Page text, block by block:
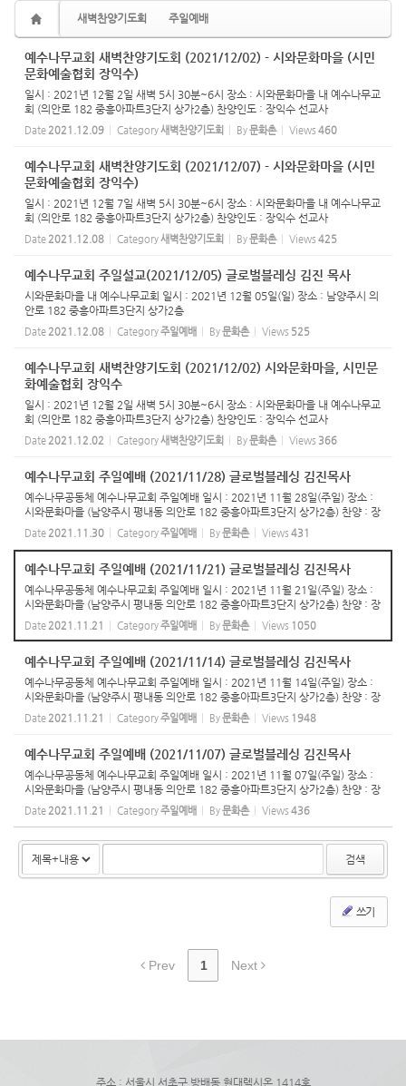
새벽찬양기도회 주일예배
예수나무교회 새벽찬양기도회 (2021/12/02) - 시와문화마을 (시민
문화예술협회 장익수)
일시 : 2021년 12월 2일 새벽 5시 30분~6시 장소 : 시와문화마을 내 예수나무교
회 (의안로 182 중흥아파트3단지 상가2층) 찬양인도 : 장익수 선교사
Date 2021.12.09 Category새벽찬양기도회 By문화촌 Views 460
예수나무교회 새벽찬양기도회 (2021/12/07) - 시와문화마을 (시민
문화예술협회 장익수)
일시 : 2021년 12월 7일 새벽 5시 30분~6시 장소 : 시와문화마을 내 예수나무교
회 (의안로 182 중흥아파트3단지 상가2층) 찬양인도 : 장익수 선교사
Date 2021.12.08 Category새벽찬양기도회 By문화촌 Views 425
예수나무교회 주일설교(2021/12/05) 글로벌블레싱 김진 목사
시와문화마을 내 예수나무교회 일시 : 2021년 12월 05일(일) 장소 : 남양주시 의
안로 182 중흥아파트3단지 상가2층
Date 2021.12.08 Category주일예배 By문화촌 Views 525
예수나무교회 새벽찬양기도회 (2021/12/02) 시와문화마을, 시민문
화예술협회 장익수
일시 : 2021년 12월 2일 새벽 5시 30분~6시 장소 : 시와문화마을 내 예수나무교
회 (의안로 182 중흥아파트3단지 상가2층) 찬양인도 : 장익수 선교사
Date 2021.12.02 Category새벽찬양기도회 By문화촌 Views 366
예수나무교회 주일예배 (2021/11/28) 글로벌블레싱 김진목사
예수나무공동체 예수나무교회 주일예배 일시 : 2021년 11월 28일(주일) 장소 :
시와문화마을 (남양주시 평내동 의안로 182 중흥아파트3단지 상가2층) 찬양 : 장
익수 선교사 설교 : 김진 목사
Date 2021.11.30 Category주일예배 By문화촌 Views 431
예수나무교회 주일예배 (2021/11/21) 글로벌블레싱 김진목사
예수나무공동체 예수나무교회 주일예배 일시 : 2021년 11월 21일(주일) 장소 :
시와문화마을 (남양주시 평내동 의안로 182 중흥아파트3단지 상가2층) 찬양 : 장
익수 선교사 설교 : 김진 목사
Date 2021.11.21 Category주일예배 By문화촌 Views 1050
예수나무교회 주일예배 (2021/11/14) 글로벌블레싱 김진목사
예수나무공동체 예수나무교회 주일예배 일시 : 2021년 11월 14일(주일) 장소 :
시와문화마을 (남양주시 평내동 의안로 182 중흥아파트3단지 상가2층) 찬양 : 장
익수 선교사 설교 : 김진 목사
Date 2021.11.21 Category주일예배 By문화촌 Views 1948
예수나무교회 주일예배 (2021/11/07) 글로벌블레싱 김진목사
예수나무공동체 예수나무교회 주일예배 일시 : 2021년 11월 07일(주일) 장소 :
시와문화마을 (남양주시 평내동 의안로 182 중흥아파트3단지 상가2층) 찬양 : 장
익수 선교사 설교 : 김진 목사
Date 2021.11.21 Category주일예배 By문화촌 Views 436
검색
쓰기
Prev 1 Next
주소 : 서울시 서초구 방배동 현대렉시온 1414호